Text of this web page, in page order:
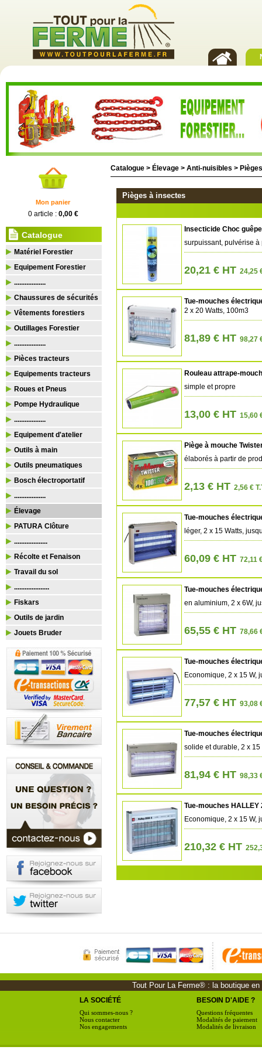
Mon panier
0 article : 0,00 €
Catalogue
Matériel Forestier
Equipement Forestier
..................
Chaussures de sécurités
Vêtements forestiers
Outillages Forestier
..................
Pièces tracteurs
Equipements tracteurs
Roues et Pneus
Pompe Hydraulique
..................
Equipement d'atelier
Outils à main
Outils pneumatiques
Bosch électroportatif
..................
Élevage
PATURA Clôture
...................
Récolte et Fenaison
Travail du sol
....................
Fiskars
Outils de jardin
Jouets Bruder
Catalogue > Élevage > Anti-nuisibles >
Pièges à insectes
Insecticide Choc
surpuissant, pulvérise à
20,21 € HT 24,25
Tue-mouches
2 x 20 Watts, 100m3
81,89 € HT 98,27
Rouleau attrape-
simple et propre
13,00 € HT 15,60
Piège à mouche
élaborés à partir de
2,13 € HT 2,56 €
Tue-mouches
léger, 2 x 15 Watts,
60,09 € HT 72,11
Tue-mouches
en aluminium, 2 x 6W,
65,55 € HT 78,66
Tue-mouches
Economique, 2 x 15 W,
77,57 € HT 93,08
Tue-mouches
solide et durable, 2 x 15
81,94 € HT 98,33
Tue-mouches HALLEY
Economique, 2 x 15 W,
210,32 € HT
Tout Pour La Ferme® : la boutique
LA SOCIÉTÉ
Qui sommes-nous ?
Nous contacter
Nos engagements
BESOIN D'AIDE ?
Questions fréquentes
Modalités de paiement
Modalités de livraison